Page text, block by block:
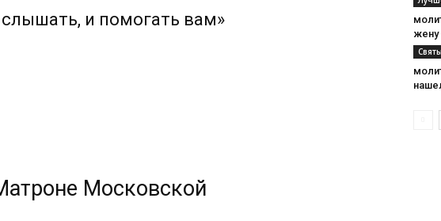
слышать, и помогать вам»
Московской
жену